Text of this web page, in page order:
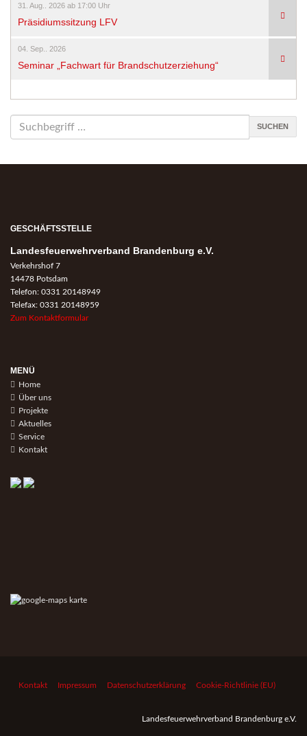
31. Aug.. 2026 ab 17:00 Uhr
Präsidiumssitzung LFV
04. Sep.. 2026
Seminar „Fachwart für Brandschutzerziehung“
SUCHEN
GESCHÄFTSSTELLE
Landesfeuerwehrverband Brandenburg e.V.
Verkehrshof 7
14478 Potsdam
Telefon: 0331 20148949
Telefax: 0331 20148959
Zum Kontaktformular
MENÜ
Home
Über uns
Projekte
Aktuelles
Service
Kontakt
Kontakt Impressum Datenschutzerklärung Cookie-Richtlinie (EU)
Landesfeuerwehrverband Brandenburg e.V.